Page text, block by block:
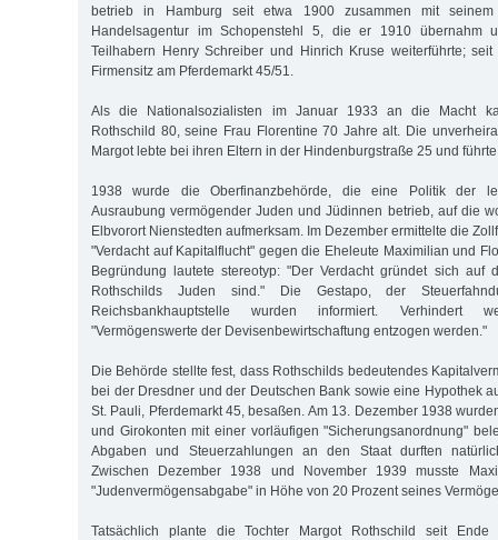
betrieb in Hamburg seit etwa 1900 zusammen mit seinem
Handelsagentur im Schopenstehl 5, die er 1910 übernahm
Teilhabern Henry Schreiber und Hinrich Kruse weiterführte;
Firmensitz am Pferdemarkt 45/51.
Als die Nationalsozialisten im Januar 1933 an die Macht
Rothschild 80, seine Frau Florentine 70 Jahre alt. Die
Margot lebte bei ihren Eltern in der Hindenburgstraße 25 und
1938 wurde die Oberfinanzbehörde, die eine Politik der
Ausraubung vermögender Juden und Jüdinnen betrieb, auf die
Elbvorort Nienstedten aufmerksam. Im Dezember ermittelte die
"Verdacht auf Kapitalflucht" gegen die Eheleute Maximilian und
Begründung lautete stereotyp: "Der Verdacht gründet sich auf
Rothschilds Juden sind." Die Gestapo, der
Reichsbankhauptstelle wurden informiert. Verhindert
"Vermögenswerte der Devisenbewirtschaftung entzogen werden."
Die Behörde stellte fest, dass Rothschilds bedeutendes
bei der Dresdner und der Deutschen Bank sowie eine Hypothek
St. Pauli, Pferdemarkt 45, besaßen. Am 13. Dezember 1938
und Girokonten mit einer vorläufigen "Sicherungsanordnung"
Abgaben und Steuerzahlungen an den Staat durften
Zwischen Dezember 1938 und November 1939 musste
"Judenvermögensabgabe" in Höhe von 20 Prozent seines
Tatsächlich plante die Tochter Margot Rothschild seit Ende